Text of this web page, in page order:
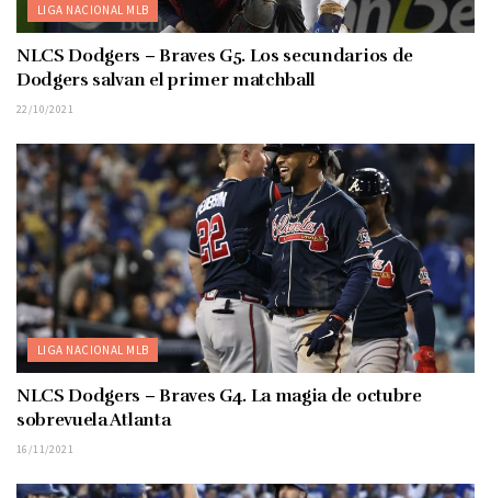
LIGA NACIONAL MLB
NLCS Dodgers – Braves G5. Los secundarios de
Dodgers salvan el primer matchball
22/10/2021
LIGA NACIONAL MLB
NLCS Dodgers – Braves G4. La magia de octubre
sobrevuela Atlanta
16/11/2021